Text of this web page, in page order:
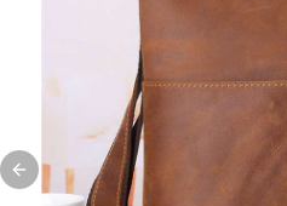
Previous slide